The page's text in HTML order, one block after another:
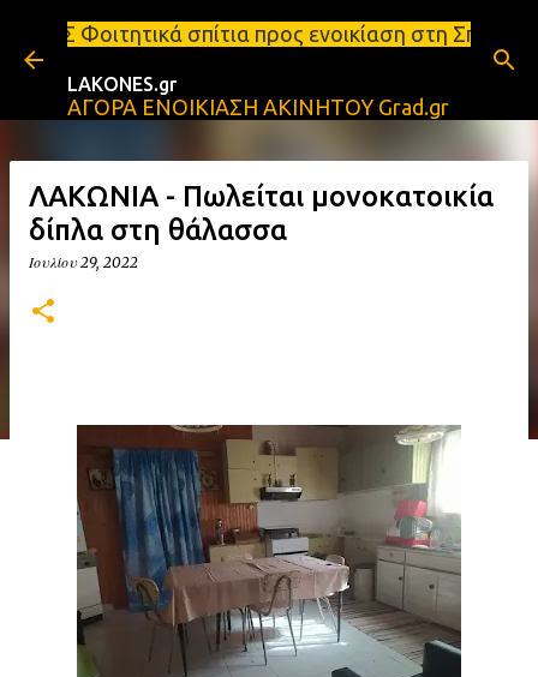
Μετάβαση στο κύριο περιεχόμενο
σπίτια προς ενοικίαση στη Σπάρτη
LAKONES.gr
ΑΓΟΡΑ ΕΝΟΙΚΙΑΣΗ ΑΚΙΝΗΤΟΥ Grad.gr
ΛΑΚΩΝΙΑ - Πωλείται μονοκατοικία
δίπλα στη θάλασσα
Ιουλίου 29, 2022